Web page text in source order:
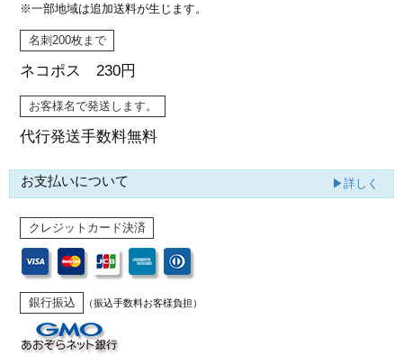
※一部地域は追加送料が生じます。
名刺200枚まで
ネコポス 230円
お客様名で発送します。
代行発送手数料無料
お支払いについて ▶詳しく
クレジットカード決済
銀行振込 （振込手数料お客様負担）